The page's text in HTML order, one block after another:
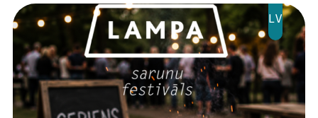
Mana programma
Festivāls
LV